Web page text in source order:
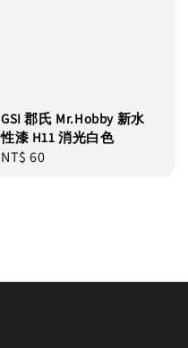
GSI 郡氏 Mr.Hobby 新水
性漆 H11 消光白色
Regular
NT$ 60